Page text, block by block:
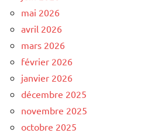
mai 2026
avril 2026
mars 2026
février 2026
janvier 2026
décembre 2025
novembre 2025
octobre 2025